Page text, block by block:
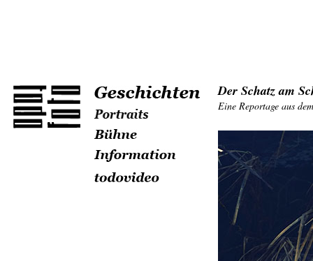
Der Schatz am
Eine Reportage aus